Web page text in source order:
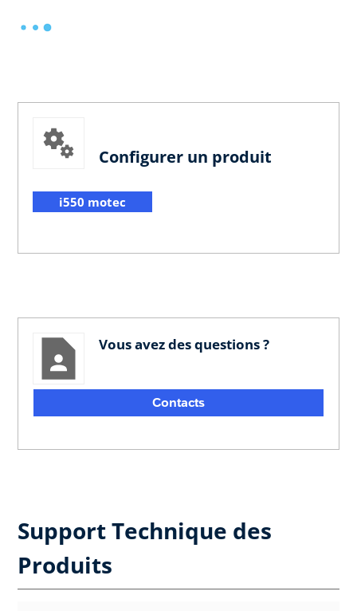
Configurer un produit
i550 motec
Vous avez des questions ?
Contacts
Support Technique des
Produits